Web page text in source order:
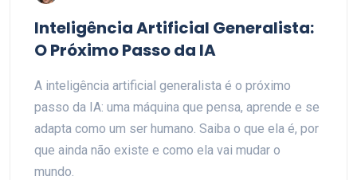
Inteligência Artificial Generalista:
O Próximo Passo da IA
A inteligência artificial generalista é o próximo
passo da IA: uma máquina que pensa, aprende e se
adapta como um ser humano. Saiba o que ela é, por
que ainda não existe e como ela vai mudar o
mundo.